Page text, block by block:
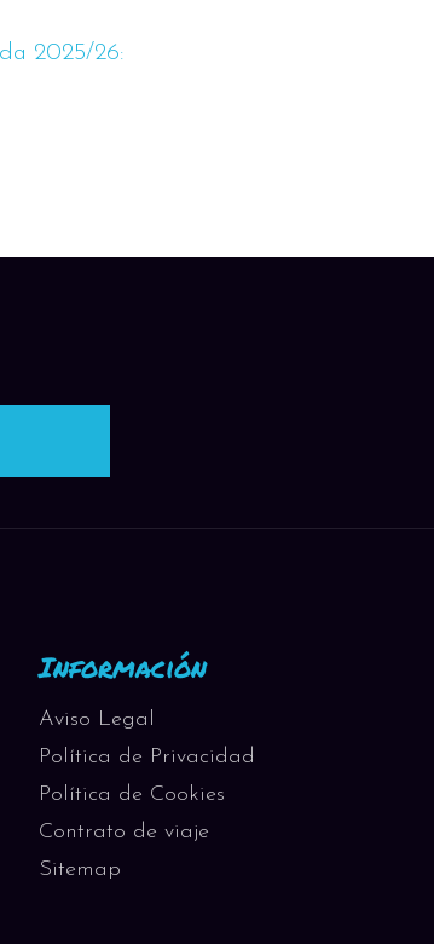
2025/26:
Información
Aviso Legal
Política de Privacidad
Política de Cookies
Contrato de viaje
Sitemap